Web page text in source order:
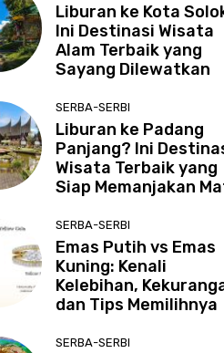
Liburan ke Kota
Ini Destinasi Wisata
Alam Terbaik yang
Sayang Dilewatkan
SERBA-SERBI
Liburan ke Padang
Panjang? Ini
Wisata Terbaik yang
Siap Memanjakan
SERBA-SERBI
Emas Putih vs Emas
Kuning: Kenali
Kelebihan,
dan Tips Memilihnya
SERBA-SERBI